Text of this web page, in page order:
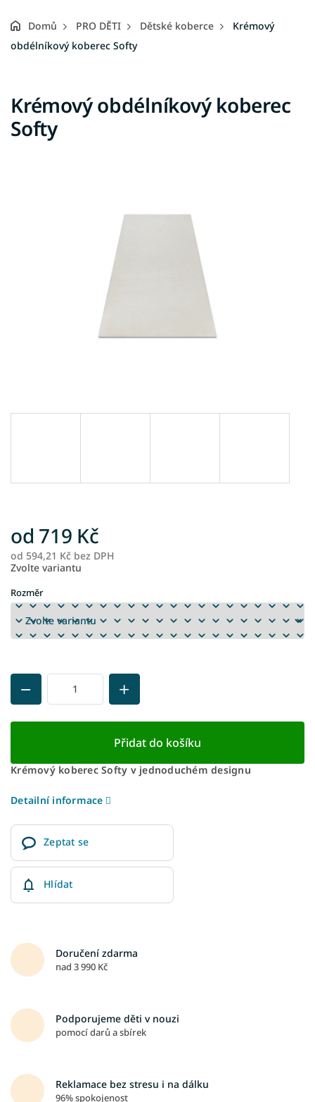
Domů PRO DĚTI Dětské koberce
Krémový
obdélníkový koberec Softy
Krémový obdélníkový koberec
Softy
od 719 Kč
od 594,21 Kč bez DPH
Zvolte variantu
Rozměr
Přidat do košíku
Krémový koberec Softy v jednoduchém designu
Detailní informace
Zeptat se
Hlídat
Doručení zdarma
nad 3 990 Kč
Podporujeme děti v nouzi
pomocí darů a sbírek
Reklamace bez stresu i na dálku
96% spokojenost